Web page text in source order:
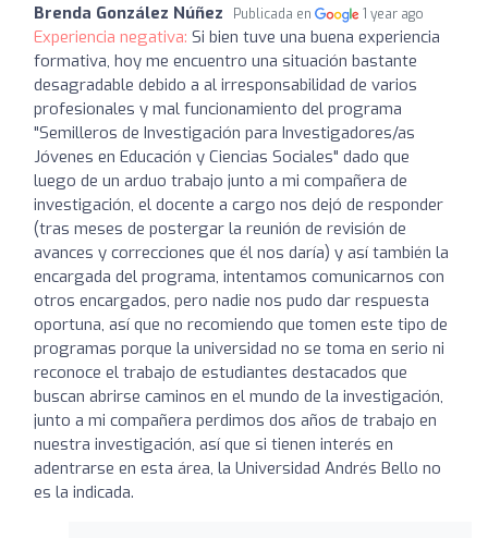
Brenda González Núñez Publicada en 1 year ago
Experiencia negativa: Si bien tuve una buena experiencia
formativa, hoy me encuentro una situación bastante
desagradable debido a al irresponsabilidad de varios
profesionales y mal funcionamiento del programa
"Semilleros de Investigación para Investigadores/as
Jóvenes en Educación y Ciencias Sociales" dado que
luego de un arduo trabajo junto a mi compañera de
investigación, el docente a cargo nos dejó de responder
(tras meses de postergar la reunión de revisión de
avances y correcciones que él nos daría) y así también la
encargada del programa, intentamos comunicarnos con
otros encargados, pero nadie nos pudo dar respuesta
oportuna, así que no recomiendo que tomen este tipo de
programas porque la universidad no se toma en serio ni
reconoce el trabajo de estudiantes destacados que
buscan abrirse caminos en el mundo de la investigación,
junto a mi compañera perdimos dos años de trabajo en
nuestra investigación, así que si tienen interés en
adentrarse en esta área, la Universidad Andrés Bello no
es la indicada.